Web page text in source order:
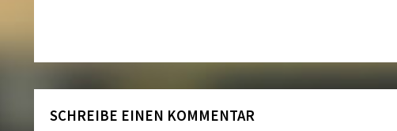
SCHREIBE EINEN KOMMENTAR